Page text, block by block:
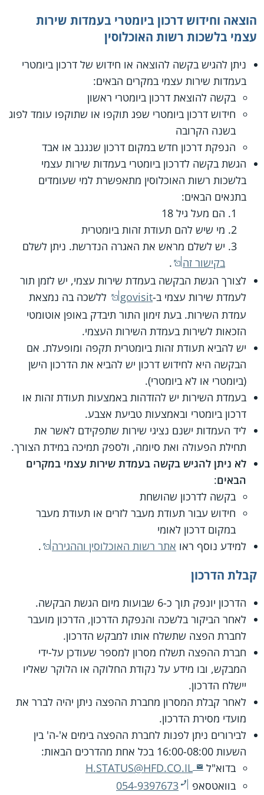
הוצאה וחידוש דרכון ביומטרי בעמדות שירות
עצמי בלשכות רשות האוכלוסין
ניתן להגיש בקשה להוצאה או חידוש של דרכון ביומטרי
בעמדות שירות עצמי במקרים הבאים:
בקשה להוצאת דרכון ביומטרי ראשון
חידוש דרכון ביומטרי שפג תוקפו או שתוקפו עומד לפוג
בשנה הקרובה
הנפקת דרכון חדש במקום דרכון שנגנב או אבד
הגשת בקשה לדרכון ביומטרי בעמדות שירות עצמי
בלשכות רשות האוכלוסין מתאפשרת למי שעומדים
בתנאים הבאים:
הם מעל גיל 18
מי שיש להם תעודת זהות ביומטרית
יש לשלם מראש את האגרה הנדרשת. ניתן לשלם
בקישור זה
.
לצורך הגשת הבקשה בעמדת שירות עצמי, יש לזמן תור
לעמדת שירות עצמי ב-govisit
ללשכה בה נמצאת
עמדת השירות. בעת זימון התור תיבדק באופן אוטומטי
הזכאות לשירות בעמדת השירות העצמי.
יש להביא תעודת זהות ביומטרית תקפה ומופעלת. אם
הבקשה היא לחידוש דרכון יש להביא את הדרכון הישן
(ביומטרי או לא ביומטרי).
בעמדת השירות יש להזדהות באמצעות תעודת זהות או
דרכון ביומטרי ובאמצעות טביעת אצבע.
ליד העמדות ישנם נציגי שירות שתפקידם לאשר את
תחילת הפעולה ואת סיומה, ולספק תמיכה במידת הצורך.
לא ניתן להגיש בקשה בעמדת שירות עצמי במקרים
הבאים:
בקשה לדרכון שהושחת
חידוש עבור תעודת מעבר לזרים או תעודת מעבר
במקום דרכון לאומי
למידע נוסף ראו אתר רשות האוכלוסין וההגירה .
קבלת הדרכון
הדרכון יונפק תוך כ-6 שבועות מיום הגשת הבקשה.
לאחר הביקור בלשכה והנפקת הדרכון, הדרכון מועבר
לחברת הפצה שתשלח אותו למבקש הדרכון.
חברת ההפצה תשלח מסרון למספר שעודכן על-ידי
המבקש, ובו מידע על נקודת החלוקה או הלוקר שאליו
יישלח הדרכון.
לאחר קבלת המסרון מחברת ההפצה ניתן יהיה לברר את
מועדי מסירת הדרכון.
לבירורים ניתן לפנות לחברת ההפצה בימים א'-ה' בין
השעות 16:00-08:00 בכל אחת מהדרכים הבאות:
בדוא"ל
H.STATUS@HFD.CO.IL
בוואטסאפ
054-9397673